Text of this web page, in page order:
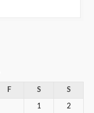
F S S
1 2